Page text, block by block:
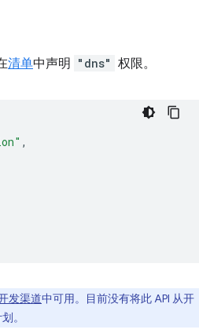
清单中声明 "dns" 权限。
,
发渠道中可用。目前没有将此 API 从开
。